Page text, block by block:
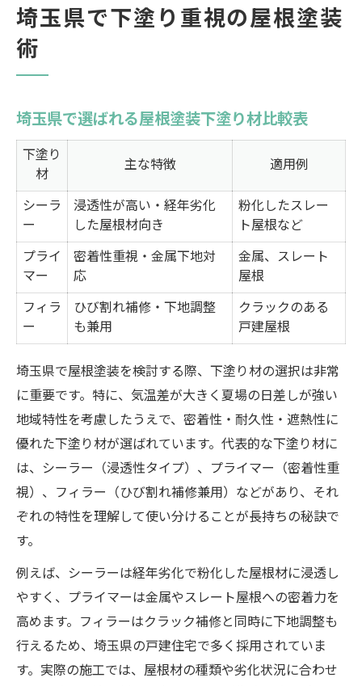
埼玉県で下塗り重視の屋根塗装
術
埼玉県で選ばれる屋根塗装下塗り材比較表
下塗り
材
主な特徴
適用例
シーラ
ー
浸透性が高い・経年劣化
した屋根材向き
粉化したスレー
ト屋根など
プライ
マー
密着性重視・金属下地対
応
金属、スレート
屋根
フィラ
ー
ひび割れ補修・下地調整
も兼用
クラックのある
戸建屋根
埼玉県で屋根塗装を検討する際、下塗り材の選択は非常
に重要です。特に、気温差が大きく夏場の日差しが強い
地域特性を考慮したうえで、密着性・耐久性・遮熱性に
優れた下塗り材が選ばれています。代表的な下塗り材に
は、シーラー（浸透性タイプ）、プライマー（密着性重
視）、フィラー（ひび割れ補修兼用）などがあり、それ
ぞれの特性を理解して使い分けることが長持ちの秘訣で
す。
例えば、シーラーは経年劣化で粉化した屋根材に浸透し
やすく、プライマーは金属やスレート屋根への密着力を
高めます。フィラーはクラック補修と同時に下地調整も
行えるため、埼玉県の戸建住宅で多く採用されていま
す。実際の施工では、屋根材の種類や劣化状況に合わせ